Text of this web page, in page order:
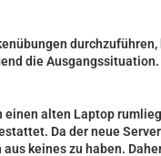
die
einen alten Laptop
Da der neue
keines zu haben.